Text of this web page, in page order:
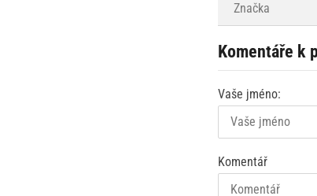
Značka
Komentáře k
Vaše jméno:
Komentář